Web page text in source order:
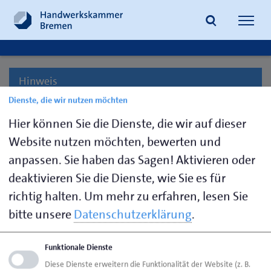
Suche
Hinweis
Seite empfehlen
Seiteaktualisiert am 18. Mai 2026
HWK Bremen _Menü im Header
Dienste, die wir nutzen möchten
Hier können Sie die Dienste, die wir auf dieser
Website nutzen möchten, bewerten und
anpassen. Sie haben das Sagen! Aktivieren oder
deaktivieren Sie die Dienste, wie Sie es für
richtig halten. Um mehr zu erfahren, lesen Sie
bitte unsereDatenschutzerklärung.
Funktionale Dienste
Diese Dienste erweitern die Funktionalität der Website (z. B.